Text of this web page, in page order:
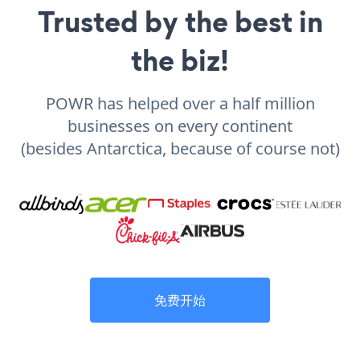
Trusted by the best in
the biz!
POWR has helped over a half million
businesses on every continent
(besides Antarctica, because of course not)
免费开始